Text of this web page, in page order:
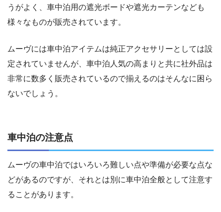
うがよく、車中泊用の遮光ボードや遮光カーテンなども
様々なものが販売されています。
ムーヴには車中泊アイテムは純正アクセサリーとしては設
定されていませんが、車中泊人気の高まりと共に社外品は
非常に数多く販売されているので揃えるのはそんなに困ら
ないでしょう。
車中泊の注意点
ムーヴの車中泊ではいろいろ難しい点や準備が必要な点な
どがあるのですが、それとは別に車中泊全般として注意す
ることがあります。